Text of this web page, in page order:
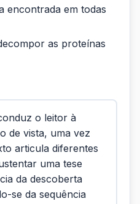
encontrada em todas
as proteínas
o leitor à
de vista, uma vez
articula diferentes
uma tese
da descoberta
se da sequência